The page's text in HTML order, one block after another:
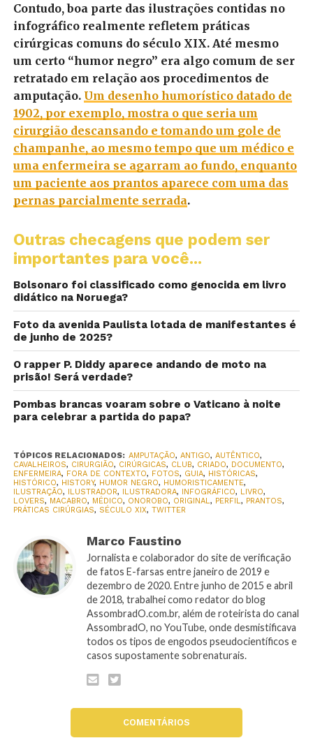
Contudo, boa parte das ilustrações contidas no
infográfico realmente refletem práticas
cirúrgicas comuns do século XIX. Até mesmo
um certo “humor negro” era algo comum de ser
retratado em relação aos procedimentos de
amputação. Um desenho humorístico datado de
1902, por exemplo, mostra o que seria um
cirurgião descansando e tomando um gole de
champanhe, ao mesmo tempo que um médico e
uma enfermeira se agarram ao fundo, enquanto
um paciente aos prantos aparece com uma das
pernas parcialmente serrada.
Outras checagens que podem ser
importantes para você...
Bolsonaro foi classificado como genocida em livro
didático na Noruega?
Foto da avenida Paulista lotada de manifestantes é
de junho de 2025?
O rapper P. Diddy aparece andando de moto na
prisão! Será verdade?
Pombas brancas voaram sobre o Vaticano à noite
para celebrar a partida do papa?
TÓPICOS RELACIONADOS: AMPUTAÇÃO, ANTIGO, AUTÊNTICO,
CAVALHEIROS, CIRURGIÃO, CIRÚRGICAS, CLUB, CRIADO, DOCUMENTO,
ENFERMEIRA, FORA DE CONTEXTO, FOTOS, GUIA, HISTÓRICAS,
HISTÓRICO, HISTORY, HUMOR NEGRO, HUMORISTICAMENTE,
ILUSTRAÇÃO, ILUSTRADOR, ILUSTRADORA, INFOGRÁFICO, LIVRO,
LOVERS, MACABRO, MÉDICO, ONOROBO, ORIGINAL, PERFIL, PRANTOS,
PRÁTICAS CIRÚRGIAS, SÉCULO XIX, TWITTER
Marco Faustino
Jornalista e colaborador do site de verificação
de fatos E-farsas entre janeiro de 2019 e
dezembro de 2020. Entre junho de 2015 e abril
de 2018, trabalhei como redator do blog
AssombradO.com.br, além de roteirista do canal
AssombradO, no YouTube, onde desmistificava
todos os tipos de engodos pseudocientíficos e
casos supostamente sobrenaturais.
COMENTÁRIOS